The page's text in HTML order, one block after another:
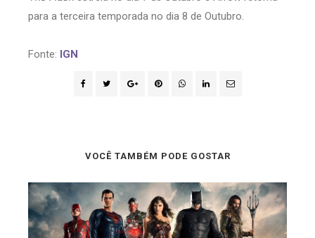
para a terceira temporada no dia 8 de Outubro.
Fonte: IGN
VOCÊ TAMBÉM PODE GOSTAR